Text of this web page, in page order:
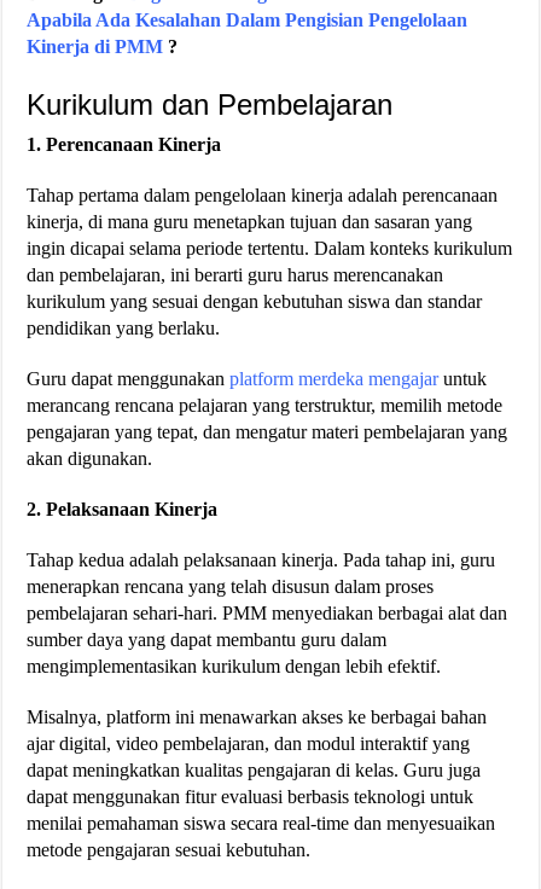
Apabila Ada Kesalahan Dalam Pengisian Pengelolaan
Kinerja di PMM ?
Kurikulum dan Pembelajaran
1. Perencanaan Kinerja
Tahap pertama dalam pengelolaan kinerja adalah perencanaan
kinerja, di mana guru menetapkan tujuan dan sasaran yang
ingin dicapai selama periode tertentu. Dalam konteks kurikulum
dan pembelajaran, ini berarti guru harus merencanakan
kurikulum yang sesuai dengan kebutuhan siswa dan standar
pendidikan yang berlaku.
Guru dapat menggunakanplatform merdeka mengajaruntuk
merancang rencana pelajaran yang terstruktur, memilih metode
pengajaran yang tepat, dan mengatur materi pembelajaran yang
akan digunakan​.
2. Pelaksanaan Kinerja
Tahap kedua adalah pelaksanaan kinerja. Pada tahap ini, guru
menerapkan rencana yang telah disusun dalam proses
pembelajaran sehari-hari. PMM menyediakan berbagai alat dan
sumber daya yang dapat membantu guru dalam
mengimplementasikan kurikulum dengan lebih efektif.
Misalnya, platform ini menawarkan akses ke berbagai bahan
ajar digital, video pembelajaran, dan modul interaktif yang
dapat meningkatkan kualitas pengajaran di kelas. Guru juga
dapat menggunakan fitur evaluasi berbasis teknologi untuk
menilai pemahaman siswa secara real-time dan menyesuaikan
metode pengajaran sesuai kebutuhan​.